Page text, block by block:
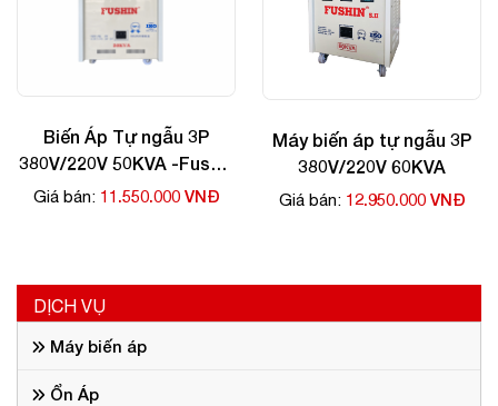
Biến Áp Tự ngẫu 3P
380V/220V 50KVA -Fushin
giá rẻ
Giá bán: 11.550.000 VNĐ
Máy biến áp tự ngẫu 3P
380V/220V 60KVA
Giá bán: 12.950.000 VNĐ
DỊCH VỤ
Máy biến áp
Ổn Áp